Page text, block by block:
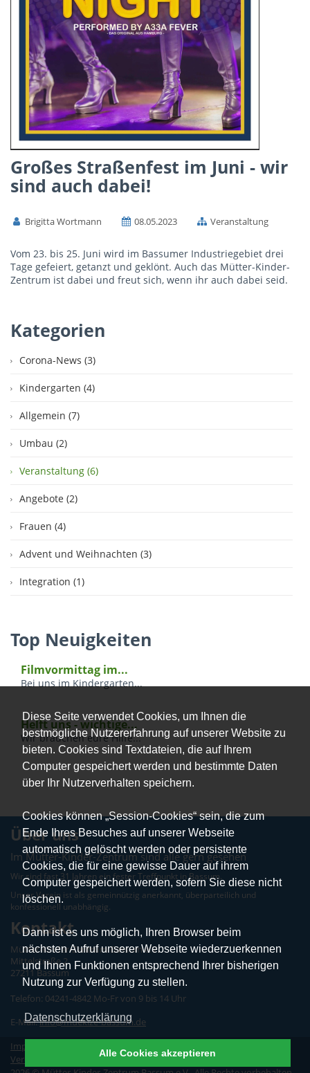
Diese Seite verwendet Cookies, um Ihnen die
bestmögliche Nutzererfahrung auf unserer Website zu
bieten. Cookies sind Textdateien, die auf Ihrem
Computer gespeichert werden und bestimmte Daten
über Ihr Nutzerverhalten speichern.
Cookies können „Session-Cookies“ sein, die zum
Ende Ihres Besuches auf unserer Webseite
automatisch gelöscht werden oder persistente
Cookies, die für eine gewisse Dauer auf ihrem
Computer gespeichert werden, sofern Sie diese nicht
löschen.
Dann ist es uns möglich, Ihren Browser beim
nächsten Aufruf unserer Webseite wiederzuerkennen
und Ihnen Funktionen entsprechend Ihrer bisherigen
Nutzung zur Verfügung zu stellen.
Datenschutzerklärung
Alle Cookies akzeptieren
Großes Straßenfest im Juni - wir
sind auch dabei!
Brigitta Wortmann 08.05.2023 Veranstaltung
Vom 23. bis 25. Juni wird im Bassumer Industriegebiet drei
Tage gefeiert, getanzt und geklönt. Auch das Mütter-Kinder-
Zentrum ist dabei und freut sich, wenn ihr auch dabei seid.
Kategorien
Corona-News (3)
Kindergarten (4)
Allgemein (7)
Umbau (2)
Veranstaltung (6)
Angebote (2)
Frauen (4)
Advent und Weihnachten (3)
Integration (1)
Top Neuigkeiten
Filmvormittag im...
Bei uns im Kindergarten...
Helft uns - wichtige...
Wir brauchen eure Hilfe...
Über uns
Im Mütter-Kinder-Zentrum sind alle gern gesehen
Wir sind fast 31 Jahren ein fester Treffpunkt in Bassum.
Unser Verein ist als gemeinnützig anerkannt, überparteilich und
konfessionell unabhängig.
Kontakt
Mütter-Kinder-Zentrum Bassum e.V.
Mittelstraße 2
27211 Bassum
Telefon: 04241-4842 Mo-Fr von 9 bis 14 Uhr
E-Mail:info@muekize-bassum.de
Impressum
Vereinssatzung
Vertrag widerrufen